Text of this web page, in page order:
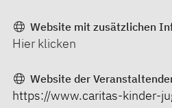
Website mit zusätzlichen
Hier klicken
Website der
https://www.caritas-kinder-